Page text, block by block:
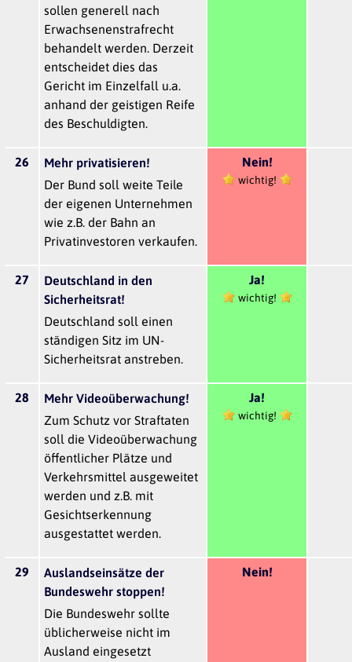
sollen generell nach
Erwachsenenstrafrecht
behandelt werden. Derzeit
entscheidet dies das
Gericht im Einzelfall u.a.
anhand der geistigen Reife
des Beschuldigten.
26
Mehr privatisieren!
Der Bund soll weite Teile
der eigenen Unternehmen
wie z.B. der Bahn an
Privatinvestoren verkaufen.
Nein!
wichtig!
27
Deutschland in den
Sicherheitsrat!
Deutschland soll einen
ständigen Sitz im UN-
Sicherheitsrat anstreben.
Ja!
wichtig!
28
Mehr Videoüberwachung!
Zum Schutz vor Straftaten
soll die Videoüberwachung
öffentlicher Plätze und
Verkehrsmittel ausgeweitet
werden und z.B. mit
Gesichtserkennung
ausgestattet werden.
Ja!
wichtig!
29
Auslandseinsätze der
Bundeswehr stoppen!
Die Bundeswehr sollte
üblicherweise nicht im
Ausland eingesetzt
Nein!